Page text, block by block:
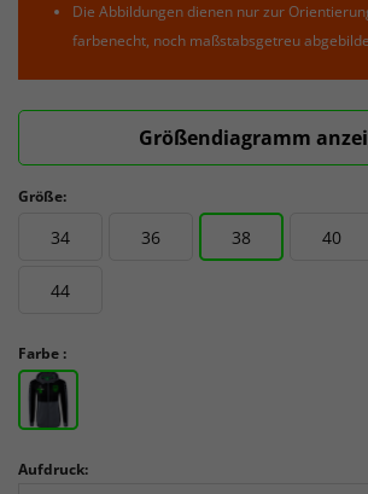
Die Abbildungen dienen nur zur
farbenecht, noch maßstabsgetreu
Größendiagramm
Größe:
34 36 38 40
44
Farbe :
Aufdruck: